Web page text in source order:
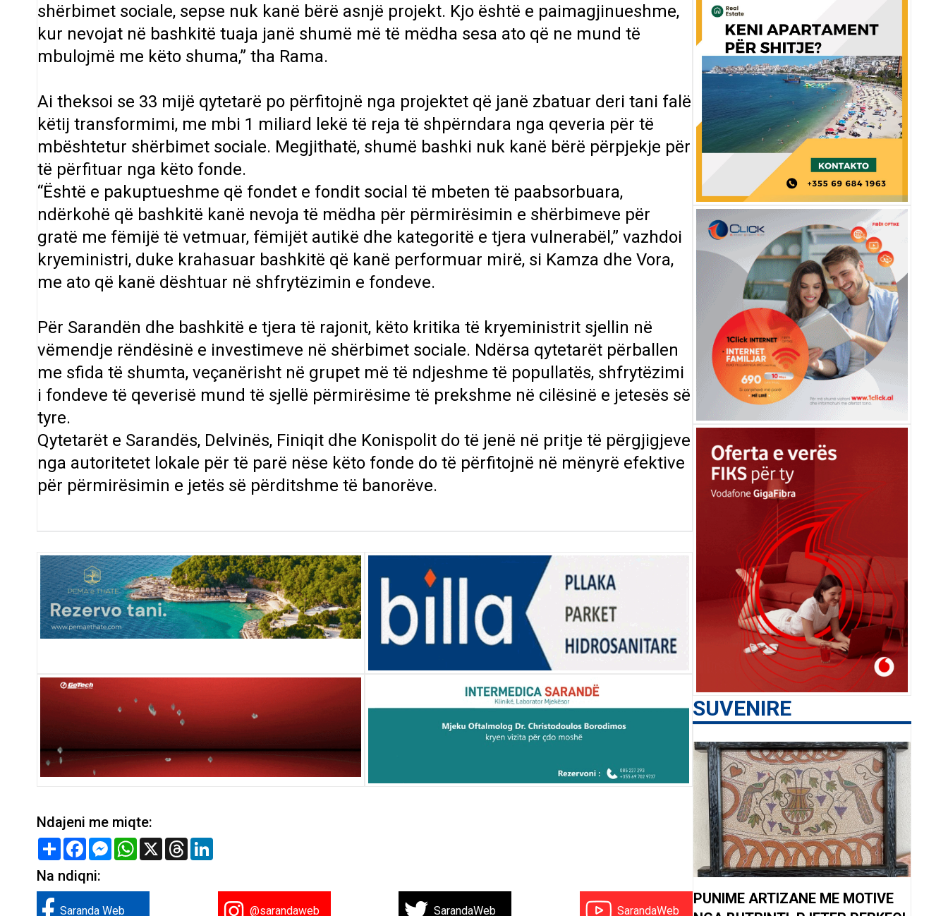
shërbimet sociale, sepse nuk kanë bërë asnjë projekt. Kjo është e paimagjinueshme,
kur nevojat në bashkitë tuaja janë shumë më të mëdha sesa ato që ne mund të
mbulojmë me këto shuma,” tha Rama.
Ai theksoi se 33 mijë qytetarë po përfitojnë nga projektet që janë zbatuar deri tani falë
këtij transformimi, me mbi 1 miliard lekë të reja të shpërndara nga qeveria për të
mbështetur shërbimet sociale. Megjithatë, shumë bashki nuk kanë bërë përpjekje për
të përfituar nga këto fonde.
“Është e pakuptueshme që fondet e fondit social të mbeten të paabsorbuara,
ndërkohë që bashkitë kanë nevoja të mëdha për përmirësimin e shërbimeve për
gratë me fëmijë të vetmuar, fëmijët autikë dhe kategoritë e tjera vulnerabël,” vazhdoi
kryeministri, duke krahasuar bashkitë që kanë performuar mirë, si Kamza dhe Vora,
me ato që kanë dështuar në shfrytëzimin e fondeve.
Për Sarandën dhe bashkitë e tjera të rajonit, këto kritika të kryeministrit sjellin në
vëmendje rëndësinë e investimeve në shërbimet sociale. Ndërsa qytetarët përballen
me sfida të shumta, veçanërisht në grupet më të ndjeshme të popullatës, shfrytëzimi
i fondeve të qeverisë mund të sjellë përmirësime të prekshme në cilësinë e jetesës së
tyre.
Qytetarët e Sarandës, Delvinës, Finiqit dhe Konispolit do të jenë në pritje të përgjigjeve
nga autoritetet lokale për të parë nëse këto fonde do të përfitojnë në mënyrë efektive
për përmirësimin e jetës së përditshme të banorëve.
Ndajeni me miqte:
Share FacebookMessenger
WhatsApp
X Threads
Na ndiqni:
Saranda Web @sarandaweb SarandaWeb SarandaWeb
SUVENIRE
PUNIME ARTIZANE ME MOTIVE